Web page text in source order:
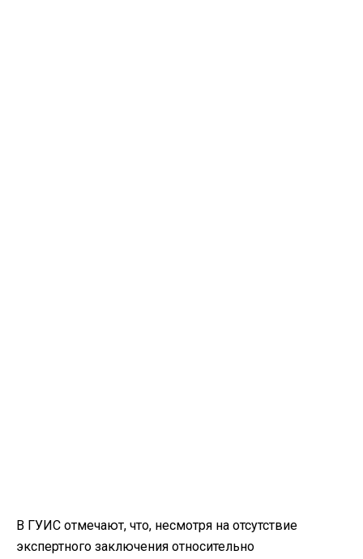
В ГУИС отмечают, что, несмотря на отсутствие
экспертного заключения относительно